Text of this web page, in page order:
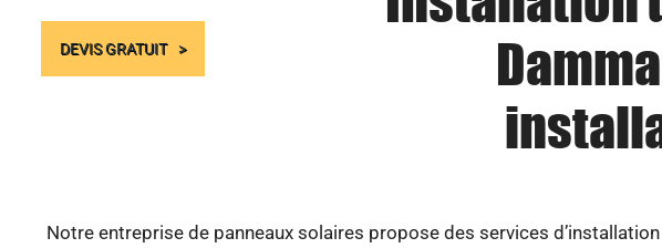
DEVIS GRATUIT
Notre entreprise de panneaux solaires propose des services